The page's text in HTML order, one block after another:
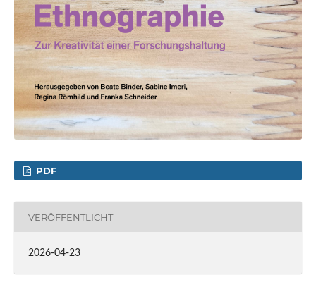
PDF
VERÖFFENTLICHT
2026-04-23